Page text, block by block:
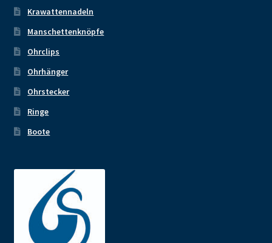
Krawattennadeln
Manschettenknöpfe
Ohrclips
Ohrhänger
Ohrstecker
Ringe
Boote